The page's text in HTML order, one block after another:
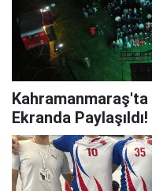
Kahramanmaraş'ta
Ekranda Paylaşıldı!